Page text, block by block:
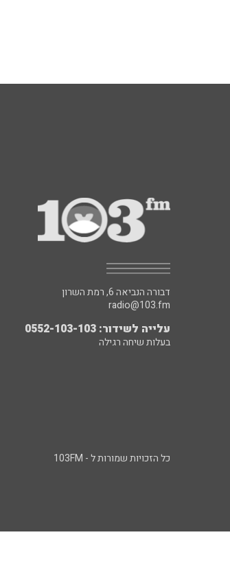
דבורה הנביאה 6, רמת השרון
radio@103.fm
עלייה לשידור: 0552-103-103
בעלות שיחה רגילה
כל הזכויות שמורות ל - 103FM